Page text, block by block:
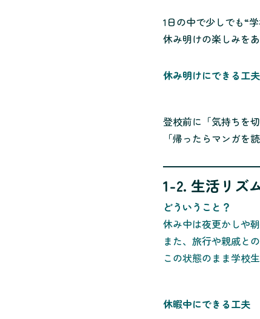
1日の中で少しでも“
休み明けの楽しみを
休み明けにできる工夫
登校前に「気持ちを
「帰ったらマンガを
1-2. 生活リズ
どういうこと？
休み中は夜更かしや
また、旅行や親戚と
この状態のまま学校
休暇中にできる工夫